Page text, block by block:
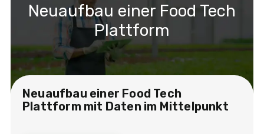
Neuaufbau einer Food Tech
Plattform
Neuaufbau einer Food Tech
Plattform mit Daten im Mittelpunkt